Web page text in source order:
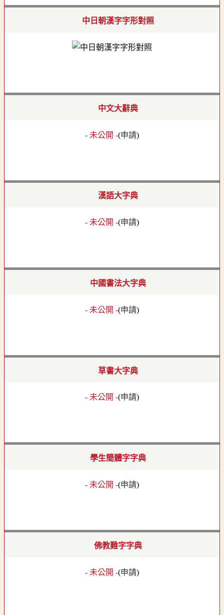
中日朝漢字字形對照
中文大辭典
- 未公開 -(申請)
漢語大字典
- 未公開 -(申請)
中國書法大字典
- 未公開 -(申請)
草書大字典
- 未公開 -(申請)
學生簡體字字典
- 未公開 -(申請)
佛教難字字典
- 未公開 -(申請)